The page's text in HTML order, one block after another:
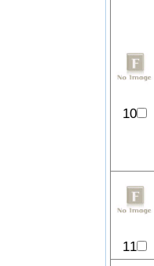
10
11